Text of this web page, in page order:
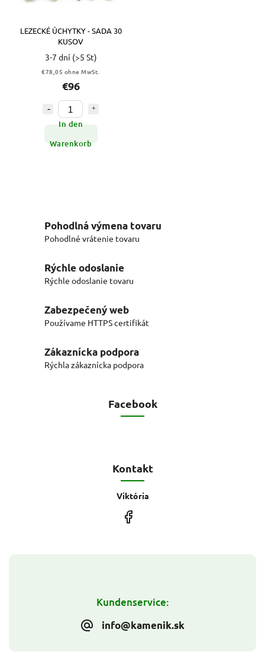
LEZECKÉ ÚCHYTKY - SADA 30
KUSOV
3-7 dní (>5 St)
€78,05 ohne MwSt.
€96
In den
Warenkorb
Pohodlná výmena tovaru
Pohodlné vrátenie tovaru
Rýchle odoslanie
Rýchle odoslanie tovaru
Zabezpečený web
Používame HTTPS certifikát
Zákaznícka podpora
Rýchla zákaznícka podpora
Kundenservice:
info@kamenik.sk
Facebook
Kontakt
Viktória